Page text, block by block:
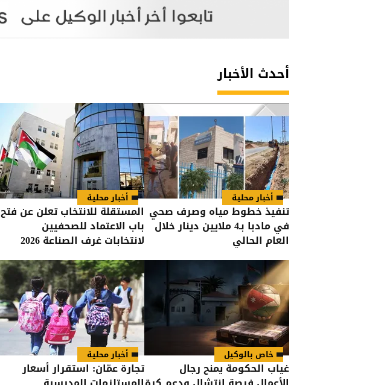
أحدث الأخبار
أخبار محلية
تنفيذ خطوط مياه وصرف صحي
في مادبا بـ4 ملايين دينار خلال
العام الحالي
أخبار محلية
المستقلة للانتخاب تعلن عن فتح
باب الاعتماد للصحفيين
لانتخابات غرف الصناعة 2026
خاص بالوكيل
غياب الحكومة يمنح رجال
أخبار محلية
تجارة عمّان: استقرار أسعار